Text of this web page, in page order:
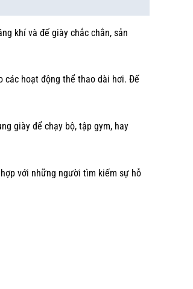
khí và đế giày chắc chắn, sản
các hoạt động thể thao dài hơi. Đế
giày để chạy bộ, tập gym, hay
với những người tìm kiếm sự hỗ